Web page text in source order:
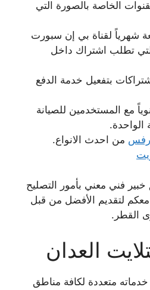
الخاصة بالصورة التي
شهرياً لقناة بي إن سبورت
تطلب اشتراك داخل
بتفعيل خدمة الدفع
مع المستخدمين للصيانة
الواحدة.
من احدث الانواع.
فني معني بأمور التصليح
معكم لتقديم الأفضل من قبل
القطر.
العدان
متعددة لكافة مناطق